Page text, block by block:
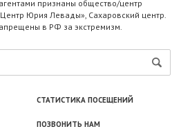
признаны общество/центр
Юрия Левады», Сахаровский центр.
в РФ за экстремизм.
СТАТИСТИКА ПОСЕЩЕНИЙ
ПОЗВОНИТЬ НАМ